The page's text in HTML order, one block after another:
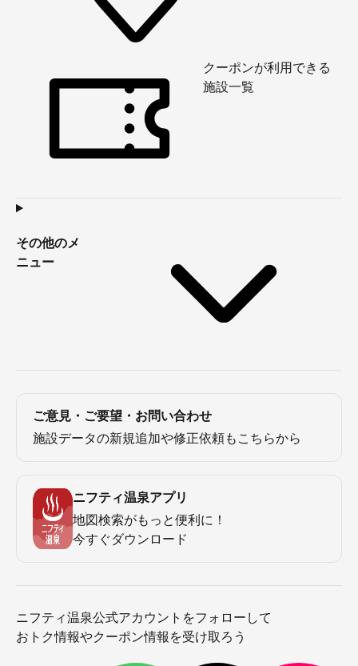
クーポンが利用できる
施設一覧
その他のメ
ニュー
ご意見・ご要望・お問い合わせ
施設データの新規追加や修正依頼もこちらから
ニフティ温泉アプリ
地図検索がもっと便利に！
今すぐダウンロード
ニフティ温泉公式アカウントをフォローして
おトク情報やクーポン情報を受け取ろう